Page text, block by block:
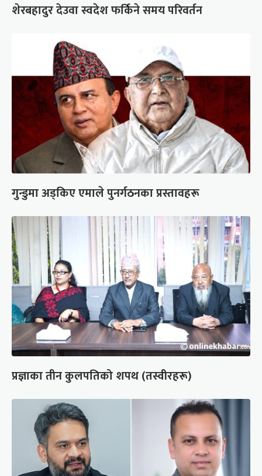
शेरबहादुर देउवा स्वदेश फर्किने समय परिवर्तन
गुन्डुमा अड्किए एमाले पुनर्गठनका प्रस्तावहरू
प्रज्ञाका तीन कुलपतिको शपथ (तस्वीरहरू)